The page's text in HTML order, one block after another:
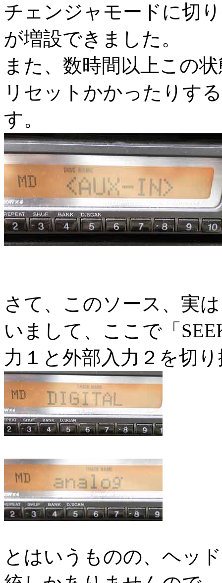
チェンジャモードに切
が増設できました。
また、数時間以上この
リセットかかったりす
す。
さて、このソース、実
いまして、ここで「
力１と外部入力２を切
とはいうものの、ヘッ